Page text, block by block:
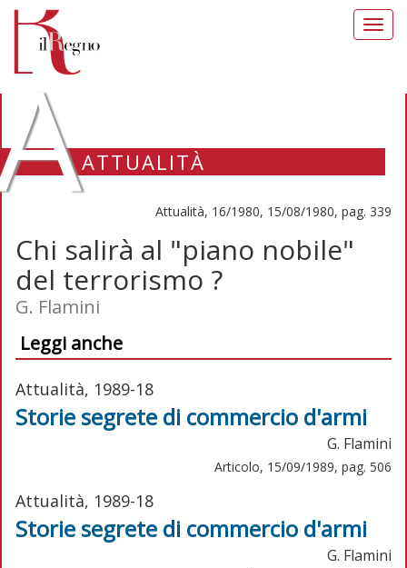
ATTUALITÀ
Attualità, 16/1980, 15/08/1980, pag. 339
Chi salirà al "piano nobile"
del terrorismo ?
G. Flamini
Leggi anche
Attualità, 1989-18
Storie segrete di commercio d'armi
G. Flamini
Articolo, 15/09/1989, pag. 506
Attualità, 1989-18
Storie segrete di commercio d'armi
G. Flamini